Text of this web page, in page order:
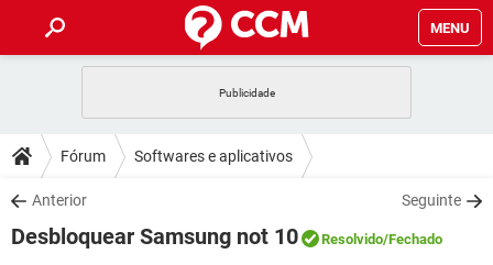
MENU
CELULAR FACEBOOK
OUTLOOK
INSTAGRAM GMAIL
DICAS
JOGOS WHATSAPP
DOWNLOADS
JOGOS WHATSAPP
Fórum Softwares e aplicativos
Anterior Seguinte
Desbloquear Samsung not 10 Resolvido/Fechado